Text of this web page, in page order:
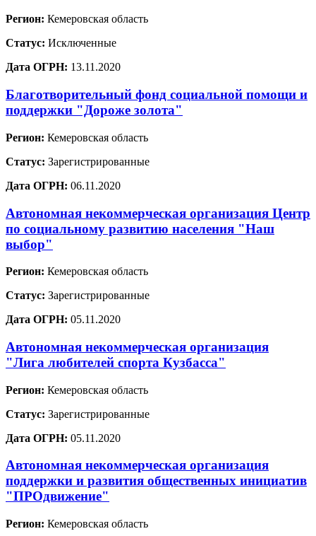
Регион: Кемеровская область
Статус: Исключенные
Дата ОГРН: 13.11.2020
Благотворительный фонд социальной помощи и
поддержки "Дороже золота"
Регион: Кемеровская область
Статус: Зарегистрированные
Дата ОГРН: 06.11.2020
Автономная некоммерческая организация Центр
по социальному развитию населения "Наш
выбор"
Регион: Кемеровская область
Статус: Зарегистрированные
Дата ОГРН: 05.11.2020
Автономная некоммерческая организация
"Лига любителей спорта Кузбасса"
Регион: Кемеровская область
Статус: Зарегистрированные
Дата ОГРН: 05.11.2020
Автономная некоммерческая организация
поддержки и развития общественных инициатив
"ПРОдвижение"
Регион: Кемеровская область